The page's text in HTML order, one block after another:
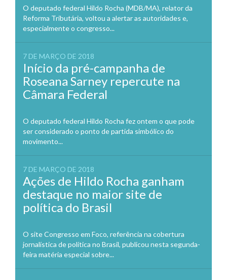
O deputado federal Hildo Rocha (MDB/MA), relator da
Reforma Tributária, voltou a alertar as autoridades e,
especialmente o congresso...
7 DE MARÇO DE 2018
Início da pré-campanha de
Roseana Sarney repercute na
Câmara Federal
O deputado federal Hildo Rocha fez ontem o que pode
ser considerado o ponto de partida simbólico do
movimento...
7 DE MARÇO DE 2018
Ações de Hildo Rocha ganham
destaque no maior site de
política do Brasil
O site Congresso em Foco, referência na cobertura
jornalística de política no Brasil, publicou nesta segunda-
feira matéria especial sobre...